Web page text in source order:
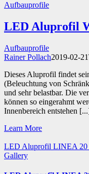
Aufbauprofile
LED Aluprofil
Aufbauprofile
Rainer Pollach2019-02-
Dieses Aluprofil findet
(Beleuchtung von
und sehr belastbar. Die
können so eingerahmt
Innenbereich entstehen
Learn More
LED Aluprofil LINEA
Gallery